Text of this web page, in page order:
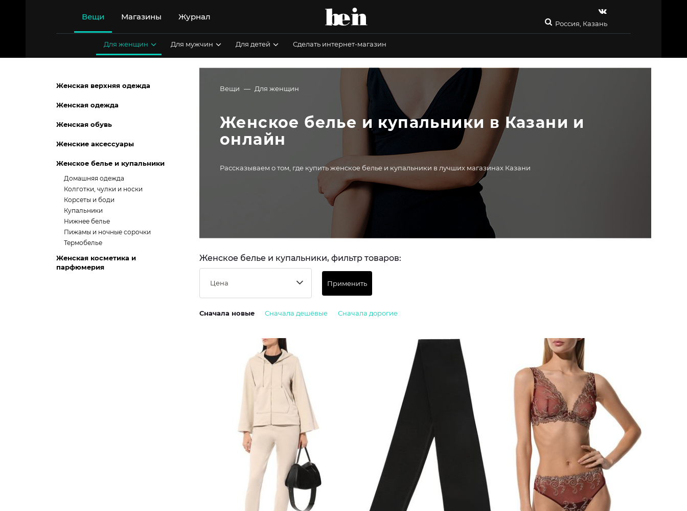
Вещи Магазины Журнал
Россия, Казань
Для женщин Для мужчин Для детей Сделать интернет-магазин
Вещи Для женщин
Женское белье и купальники в Казани и
онлайн
Рассказываем о том, где купить женское белье и купальники в лучших магазинах Казани
Женское белье и купальники, фильтр товаров:
Цена Применить
Сначала новые Сначала дешёвые Сначала дорогие
Женская верхняя одежда
Женская одежда
Женская обувь
Женские аксессуары
Женское белье и купальники
Домашняя одежда
Колготки, чулки и носки
Корсеты и боди
Купальники
Нижнее белье
Пижамы и ночные сорочки
Термобелье
Женская косметика и
парфюмерия